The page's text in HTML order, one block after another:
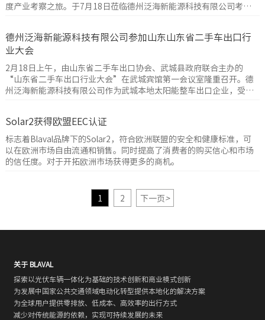
度产业考察之旅。于7月18日莅临德州泛海新能源科技有限公司考
德州泛海新能源科技有限公司参加山东山东省二手车出口行
业大会
2月18日上午，由山东省二手车出口协会、武城县政府联合主办的
“山东省二手车出口行业大会”在武城宾馆第一会议室隆重召开。德
州泛海新能源科技有限公司作为武城本地太阳能整车出口企业，受邀
Solar2获得欧盟EEC认证
标志着Blaval品牌下的Solar2，符合欧洲联盟的安全和健康标准，可
以在欧洲市场自由流通和销售。同时提高了消费者的购买信心和市场
的信任度。对于开拓欧洲市场获得更多的商机。
1 2 下一页 >
关于 BLAVAL
探索以光伏车辆一体化为基础的技术创新和商业模式创新
为发展中国家公共交通领域电动化转型提供本地化的解决方案
为全球用户提供零排放、低成本、高效率的出行方式
减少对传统能源的依赖，实现可持续发展的未来